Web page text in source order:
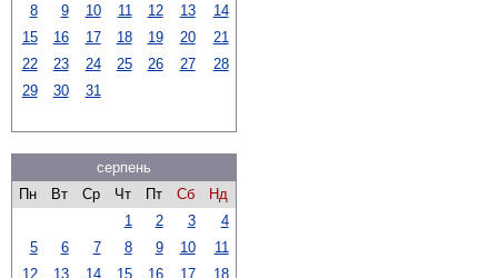
8
9 10 11 12 13
14
15
16 17 18 19 20
21
22
23 24 25 26 27
28
29
30 31
серпень
Пн
Вт Ср Чт Пт Сб
Нд
1
2 3
4
5
6 7 8 9 10
11
12
13 14 15 16 17
18